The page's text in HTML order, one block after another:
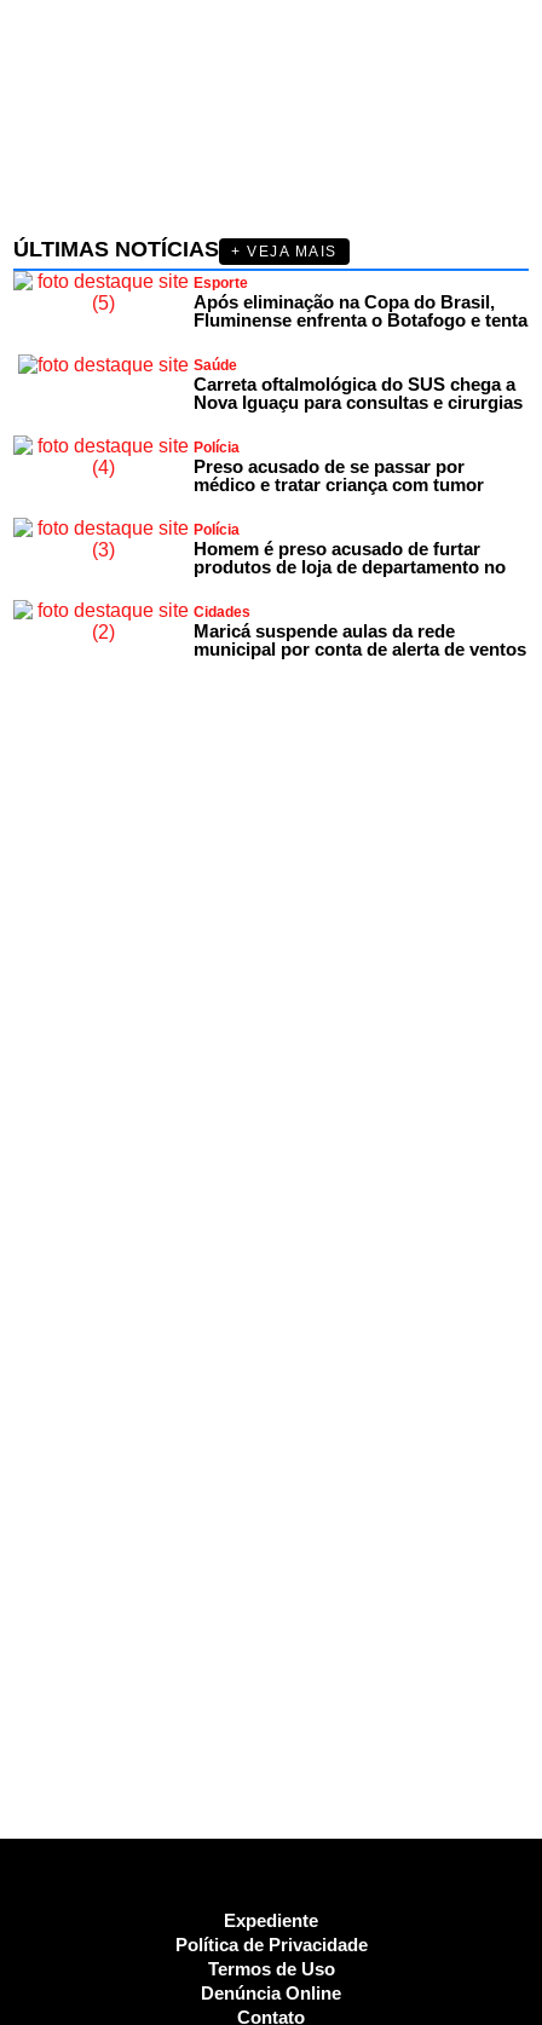
ÚLTIMAS NOTÍCIAS
+ VEJA MAIS
Esporte
Após eliminação na Copa do Brasil,
Fluminense enfrenta o Botafogo e tenta
Saúde
Carreta oftalmológica do SUS chega a
Nova Iguaçu para consultas e cirurgias
Polícia
Preso acusado de se passar por
médico e tratar criança com tumor
Polícia
Homem é preso acusado de furtar
produtos de loja de departamento no
Cidades
Maricá suspende aulas da rede
municipal por conta de alerta de ventos
Expediente
Política de Privacidade
Termos de Uso
Denúncia Online
Contato